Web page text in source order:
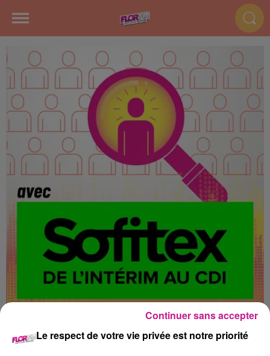
SECRÉTAIRE ADMINISTRATIF /
SECRÉTAIRE ADMINISTRATIVE
Le respect de votre vie privée est notre priorité
Continuer sans accepter